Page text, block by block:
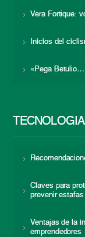
Vera Fortique:
Inicios del
«Pega
TECNOLOGÍA
Claves para
prevenir estafas
Ventajas de la
emprendedores